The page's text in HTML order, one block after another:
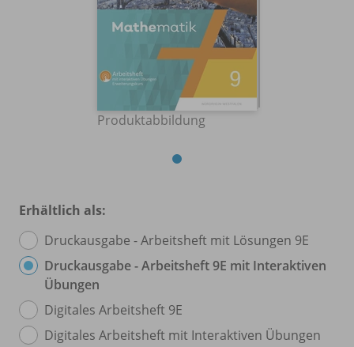
Produktabbildung
Erhältlich als:
Druckausgabe - Arbeitsheft mit Lösungen 9E
Druckausgabe - Arbeitsheft 9E mit Interaktiven
Übungen
Digitales Arbeitsheft 9E
Digitales Arbeitsheft mit Interaktiven Übungen